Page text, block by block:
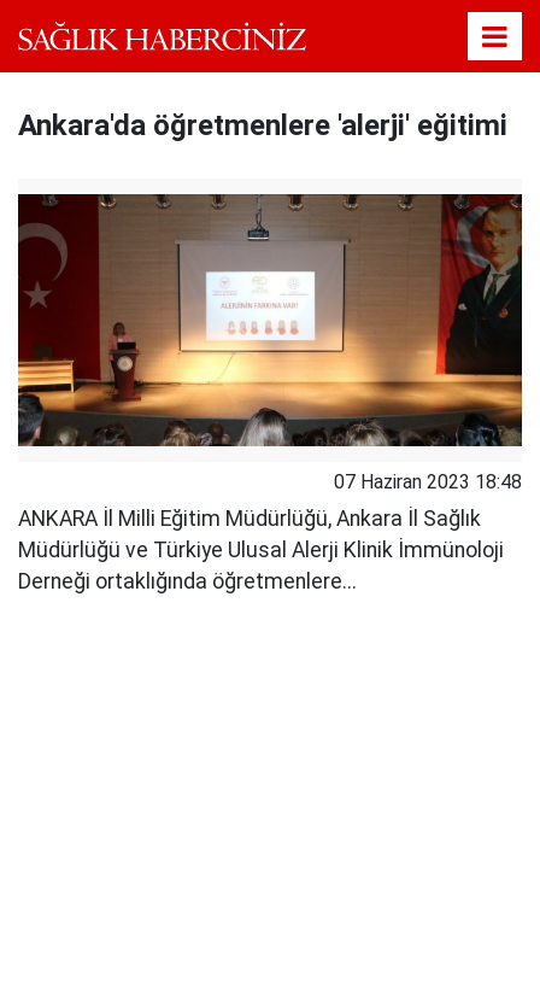
Ankara'da öğretmenlere 'alerji' eğitimi
07 Haziran 2023 18:48
ANKARA İl Milli Eğitim Müdürlüğü, Ankara İl Sağlık
Müdürlüğü ve Türkiye Ulusal Alerji Klinik İmmünoloji
Derneği ortaklığında öğretmenlere...